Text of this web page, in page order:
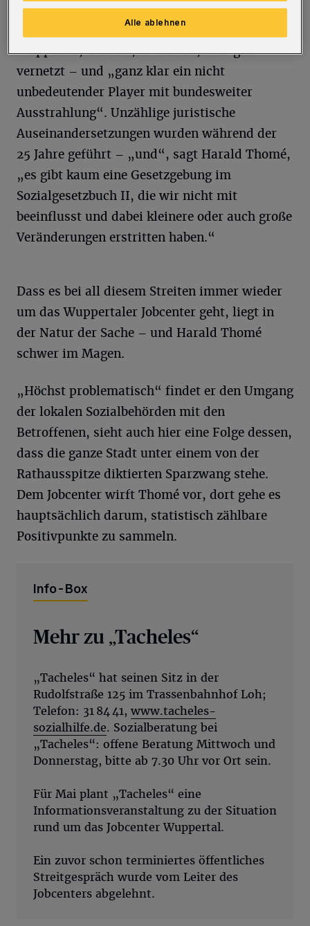
„Tacheles“ aktiv, das gesamte Team umfasst
etwa 20 Leute. Der Schwerpunkt liegt in
Wuppertal, man ist, so Thomé, sehr gut
vernetzt – und „ganz klar ein nicht
unbedeutender Player mit bundesweiter
Ausstrahlung“. Unzählige juristische
Auseinandersetzungen wurden während der
25 Jahre geführt – „und“, sagt Harald Thomé,
„es gibt kaum eine Gesetzgebung im
Sozialgesetzbuch II, die wir nicht mit
beeinflusst und dabei kleinere oder auch große
Veränderungen erstritten haben.“
Dass es bei all diesem Streiten immer wieder
um das Wuppertaler Jobcenter geht, liegt in
der Natur der Sache – und Harald Thomé
schwer im Magen.
„Höchst problematisch“ findet er den Umgang
der lokalen Sozialbehörden mit den
Betroffenen, sieht auch hier eine Folge dessen,
dass die ganze Stadt unter einem von der
Rathausspitze diktierten Sparzwang stehe.
Dem Jobcenter wirft Thomé vor, dort gehe es
hauptsächlich darum, statistisch zählbare
Positivpunkte zu sammeln.
Info-Box
Mehr zu „Tacheles“
„Tacheles“ hat seinen Sitz in der
Rudolfstraße 125 im Trassenbahnhof Loh;
Telefon: 31 84 41, www.tacheles-
sozialhilfe.de. Sozialberatung bei
„Tacheles“: offene Beratung Mittwoch und
Donnerstag, bitte ab 7.30 Uhr vor Ort sein.
Für Mai plant „Tacheles“ eine
Informationsveranstaltung zu der Situation
rund um das Jobcenter Wuppertal.
Ein zuvor schon terminiertes öffentliches
Streitgespräch wurde vom Leiter des
Jobcenters abgelehnt.
Alle ablehnen